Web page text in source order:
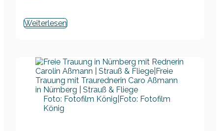
Weiterlesen
Foto: Fotofilm König|Foto: Fotofilm
König